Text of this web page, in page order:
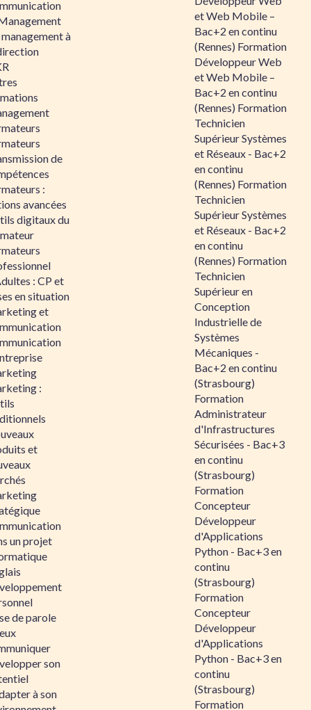
à
de
:
avancées
digitaux du
: CP et
en situation
et
:
et
un projet
de parole
son
à son
et Web Mobile –
Bac+2 en continu
(Rennes) Formation
Développeur Web
et Web Mobile –
Bac+2 en continu
(Rennes) Formation
Technicien
Supérieur Systèmes
et Réseaux - Bac+2
en continu
(Rennes) Formation
Technicien
Supérieur Systèmes
et Réseaux - Bac+2
en continu
(Rennes) Formation
Technicien
Supérieur en
Conception
Industrielle de
Systèmes
Mécaniques -
Bac+2 en continu
(Strasbourg)
Formation
Administrateur
d'Infrastructures
Sécurisées - Bac+3
en continu
(Strasbourg)
Formation
Concepteur
Développeur
d'Applications
Python - Bac+3 en
continu
(Strasbourg)
Formation
Concepteur
Développeur
d'Applications
Python - Bac+3 en
continu
(Strasbourg)
Formation